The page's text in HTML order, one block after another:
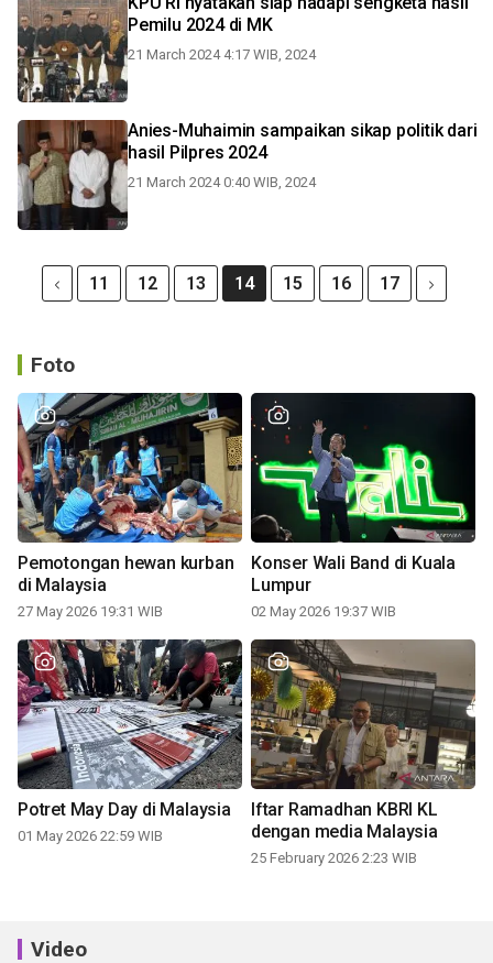
Pemilu 2024 di MK
21 March 2024 4:17 WIB, 2024
Anies-Muhaimin sampaikan sikap politik dari
hasil Pilpres 2024
21 March 2024 0:40 WIB, 2024
11 12 13 14 15 16 17
Foto
Pemotongan hewan kurban
di Malaysia
27 May 2026 19:31 WIB
Konser Wali Band di Kuala
Lumpur
02 May 2026 19:37 WIB
Potret May Day di Malaysia
01 May 2026 22:59 WIB
Iftar Ramadhan KBRI KL
dengan media Malaysia
25 February 2026 2:23 WIB
Video